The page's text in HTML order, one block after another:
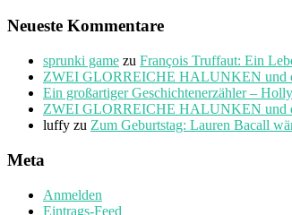
Neueste Kommentare
sprunki game zu François Truffaut: Ein
ZWEI GLORREICHE HALUNKEN und
Ein großartiger Geschichtenerzähler –
ZWEI GLORREICHE HALUNKEN und
luffy zu Zum Geburtstag: Lauren Bacall
Meta
Anmelden
Eintrags-Feed